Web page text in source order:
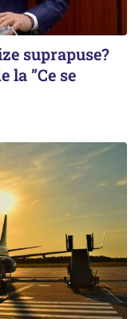
suprapuse?
la ”Ce se